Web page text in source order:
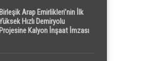
Birleşik Arap Emirlikleri’nin İlk
Hızlı Demiryolu
Projesine Kalyon İnşaat İmzası